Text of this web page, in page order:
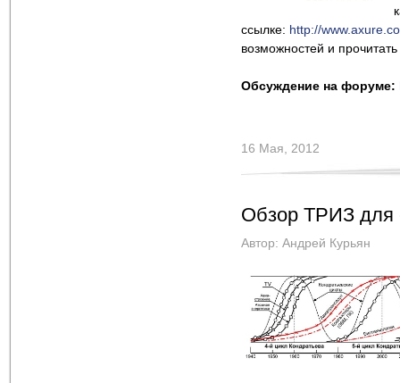
ссылке: http://
возможностей и
Обсуждение на форуме:
16 Мая, 2012
Обзор ТРИЗ для
Автор: Андрей Курьян